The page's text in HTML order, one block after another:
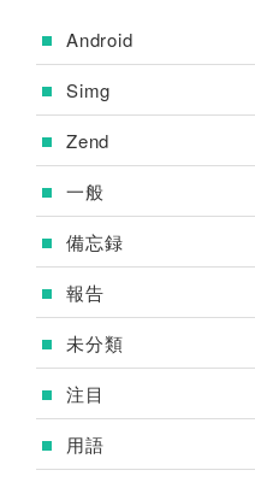
Android
Simg
Zend
一般
備忘録
報告
未分類
注目
用語